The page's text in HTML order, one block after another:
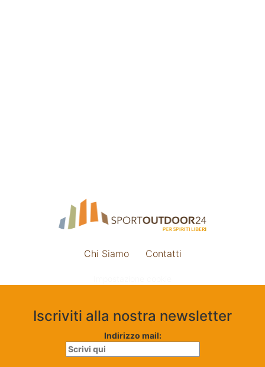
Chi Siamo Contatti
Iscriviti alla nostra newsletter
Indirizzo mail: